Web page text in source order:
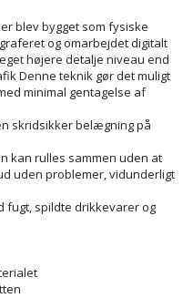
blev bygget som fysiske
og omarbejdet digitalt
højere detalje niveau end
Denne teknik gør det muligt
minimal gentagelse af
skridsikker belægning på
kan rulles sammen uden at
uden problemer, vidunderligt
fugt, spildte drikkevarer og